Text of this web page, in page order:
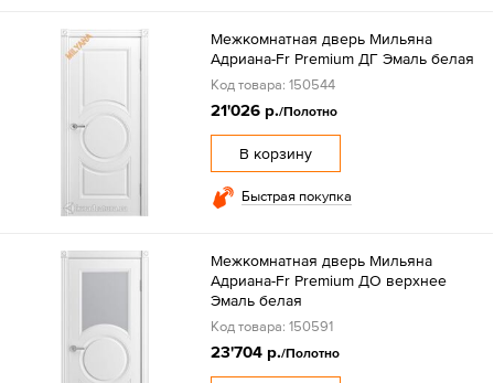
Межкомнатная дверь Мильяна
Адриана-Fr Premium ДГ Эмаль белая
Код товара: 150544
21'026 р./Полотно
В корзину
Быстрая покупка
Межкомнатная дверь Мильяна
Адриана-Fr Premium ДО верхнее
Эмаль белая
Код товара: 150591
23'704 р./Полотно